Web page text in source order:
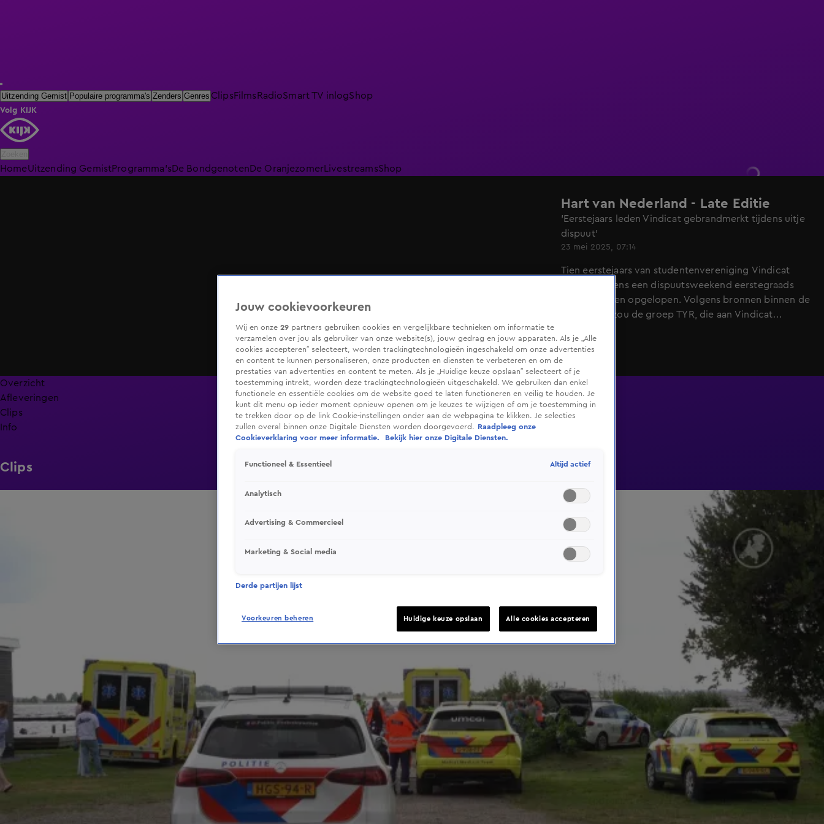
Uitzending Gemist Populaire programma's Zenders Genres ClipsFilmsRadioSmart TV inlogShop
Volg KIJK
HomeUitzending GemistProgramma'sDe BondgenotenDe Oranjezomer LivestreamsShop
Hart van Nederland - Late Editie
'Eerstejaars leden Vindicat gebrandmerkt tijdens uitje
dispuut'
23 mei 2025, 07:14
Tien eerstejaars van studentenvereniging Vindicat
hebben tijdens een dispuutsweekend eerstegraads
brandwonden opgelopen. Volgens bronnen binnen de
vereniging zou de groep TYR, die aan Vindicat
hebben.
Overzicht
Afleveringen
Clips
Info
Clips
Jouw cookievoorkeuren
Wij en onze 29 partners gebruiken cookies en vergelijkbare technieken om informatie te
verzamelen over jou als gebruiker van onze website(s), jouw gedrag en jouw apparaten. Als je „Alle
cookies accepteren” selecteert, worden trackingtechnologieën ingeschakeld om onze advertenties
en content te kunnen personaliseren, onze producten en diensten te verbeteren en om de
prestaties van advertenties en content te meten. Als je „Huidige keuze opslaan” selecteert of je
toestemming intrekt, worden deze trackingtechnologieën uitgeschakeld. We gebruiken dan enkel
functionele en essentiële cookies om de website goed te laten functioneren en veilig te houden. Je
kunt dit menu op ieder moment opnieuw openen om je keuzes te wijzigen of om je toestemming in
te trekken door op de link Cookie-instellingen onder aan de webpagina te klikken. Je selecties
zullen overal binnen onze Digitale Diensten worden doorgevoerd.
Raadpleeg onze
Cookieverklaring voor meer informatie.
Bekijk hier onze Digitale Diensten.
Functioneel & Essentieel Altijd actief
Analytisch
Advertising & Commercieel
Marketing & Social media
Derde partijen lijst
Voorkeuren beheren Huidige keuze opslaan Alle cookies accepteren